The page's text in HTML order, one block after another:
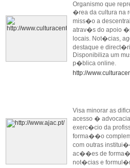
Organismo que
�rea da cultura na
miss�o a
atrav�s do apoio
locais. Not�cias,
destaque e
Disponibiliza um
p�blica online.
http://
Visa minorar as
acesso �
exerc�cio da
forma��o
com outras
ac��es de
not�cias e